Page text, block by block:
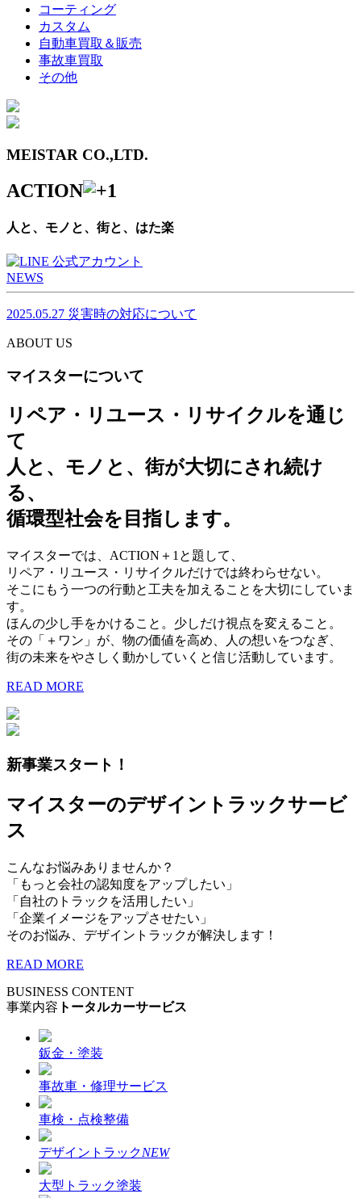
コーティング
カスタム
自動車買取＆販売
事故車買取
その他
MEISTAR CO.,LTD.
ACTION
人と、モノと、街と、はた楽
NEWS
2025.05.27 災害時の対応について
ABOUT US
マイスターについて
リペア・リユース・リサイクルを通じ
て
人と、モノと、街が大切にされ続け
る、
循環型社会を目指します。
マイスターでは、ACTION＋1と題して、
リペア・リユース・リサイクルだけでは終わらせない。
そこにもう一つの行動と工夫を加えることを大切にしていま
す。
ほんの少し手をかけること。少しだけ視点を変えること。
その「＋ワン」が、物の価値を高め、人の想いをつなぎ、
街の未来をやさしく動かしていくと信じ活動しています。
READ MORE
新事業スタート！
マイスターのデザイントラックサービ
ス
こんなお悩みありませんか？
「もっと会社の認知度をアップしたい」
「自社のトラックを活用したい」
「企業イメージをアップさせたい」
そのお悩み、デザイントラックが解決します！
READ MORE
BUSINESS CONTENT
事業内容 トータルカーサービス
鈑金・塗装
事故車・修理サービス
車検・点検整備
デザイントラックNEW
大型トラック塗装